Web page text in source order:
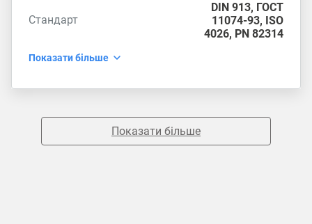
Стандарт
DIN 913, ГОСТ
11074-93, ISO
4026, PN 82314
Показати більше
Показати більше